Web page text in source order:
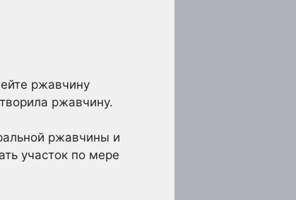
ржавчину
ржавчину.
ржавчины и
участок по мере